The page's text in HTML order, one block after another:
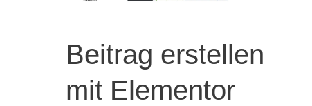
Beitrag erstellen
mit Elementor